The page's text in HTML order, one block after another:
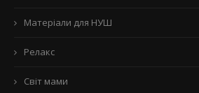
Матеріали для НУШ
Релакс
Світ мами